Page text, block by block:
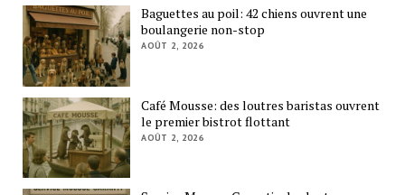
Baguettes au poil: 42 chiens ouvrent une
boulangerie non-stop
AOÛT 2, 2026
Café Mousse: des loutres baristas ouvrent
le premier bistrot flottant
AOÛT 2, 2026